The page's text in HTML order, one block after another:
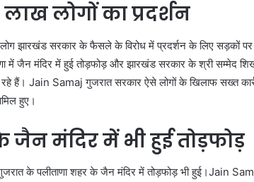
लोगों का प्रदर्शन
झारखंड सरकार के फैसले के विरोध में प्रदर्शन के लिए सड़कों पर
में जैन मंदिर में हुई तोड़फोड़ और झारखंड सरकार के श्री सम्मेद
रहे हैं। Jain Samaj गुजरात सरकार ऐसे लोगों के खिलाफ सख्त
हुए।
जैन मंदिर में भी हुई तोड़फोड़
के पलीताणा शहर के जैन मंदिर में तोड़फोड़ भी हुई।Jain